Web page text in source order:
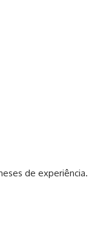
de experiência.